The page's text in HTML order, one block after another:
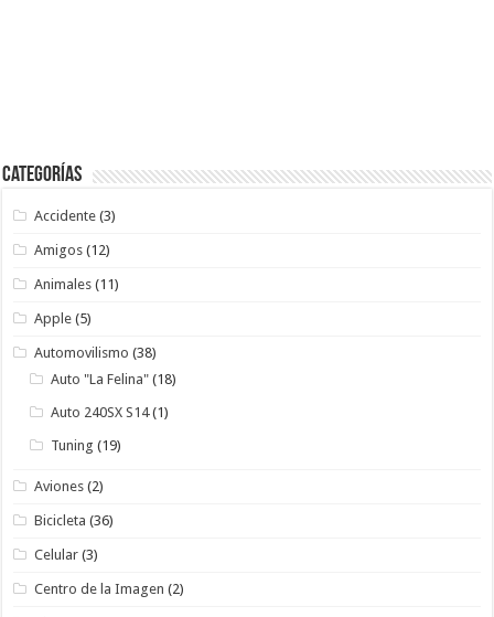
Categorías
Accidente (3)
Amigos (12)
Animales (11)
Apple (5)
Automovilismo (38)
Auto "La Felina" (18)
Auto 240SX S14(1)
Tuning (19)
Aviones (2)
Bicicleta (36)
Celular (3)
Centro de la Imagen (2)